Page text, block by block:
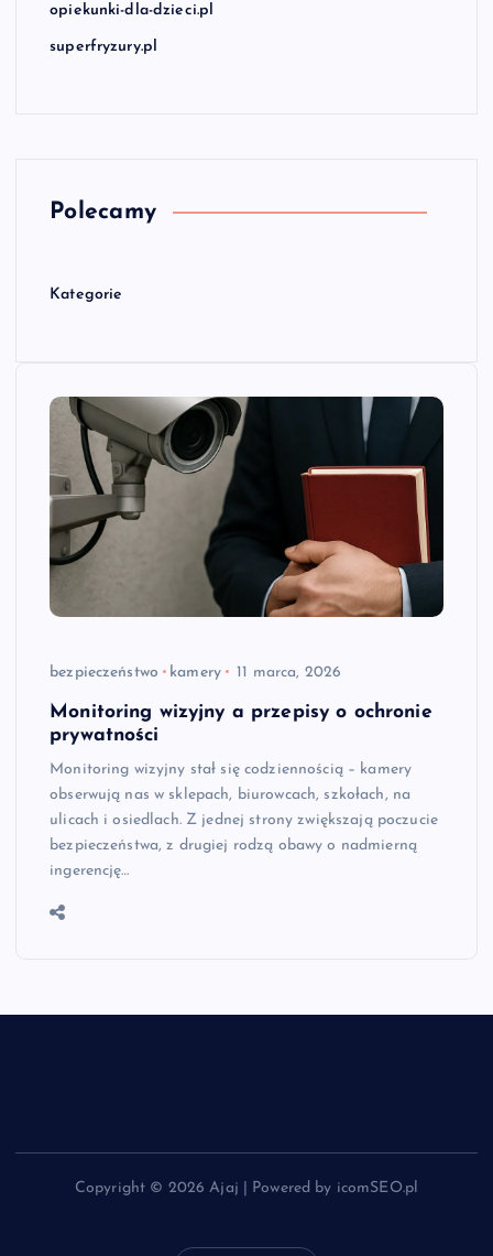
opiekunki-dla-dzieci.pl
superfryzury.pl
Polecamy
Kategorie
bezpieczeństwo kamery 11 marca, 2026
Monitoring wizyjny a przepisy o ochronie
prywatności
Monitoring wizyjny stał się codziennością – kamery
obserwują nas w sklepach, biurowcach, szkołach, na
ulicach i osiedlach. Z jednej strony zwiększają poczucie
bezpieczeństwa, z drugiej rodzą obawy o nadmierną
ingerencję…
Copyright © 2026 Ajaj | Powered by icomSEO.pl